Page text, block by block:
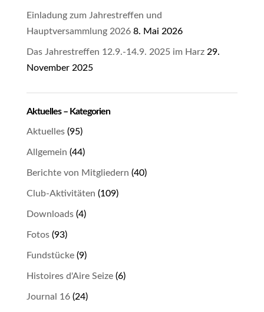
Einladung zum Jahrestreffen und
Hauptversammlung 2026 8. Mai 2026
Das Jahrestreffen 12.9.-14.9. 2025 im Harz 29.
November 2025
Aktuelles – Kategorien
Aktuelles(95)
Allgemein (44)
Berichte von Mitgliedern (40)
Club-Aktivitäten (109)
Downloads(4)
Fotos(93)
Fundstücke(9)
Histoires d'Aire Seize(6)
Journal 16(24)